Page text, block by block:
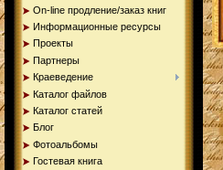
On-line продление/заказ книг
Информационные ресурсы
Проекты
Партнеры
Краеведение
Каталог файлов
Каталог статей
Блог
Фотоальбомы
Гостевая книга